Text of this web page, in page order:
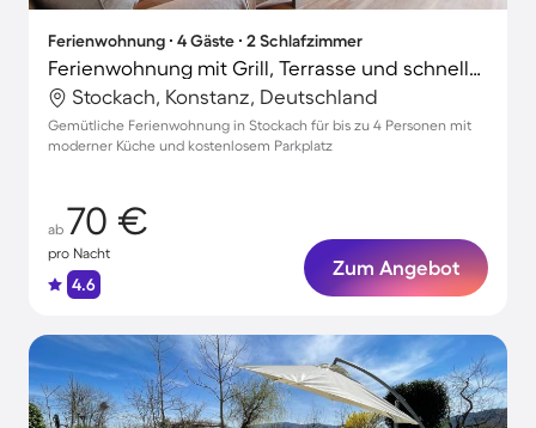
Ferienwohnung ∙ 4 Gäste ∙ 2 Schlafzimmer
Ferienwohnung mit Grill, Terrasse und schnellem Internet | Gartenblick
Stockach, Konstanz, Deutschland
Gemütliche Ferienwohnung in Stockach für bis zu 4 Personen mit
moderner Küche und kostenlosem Parkplatz
ab 70 €
pro Nacht
4.6
Zum Angebot